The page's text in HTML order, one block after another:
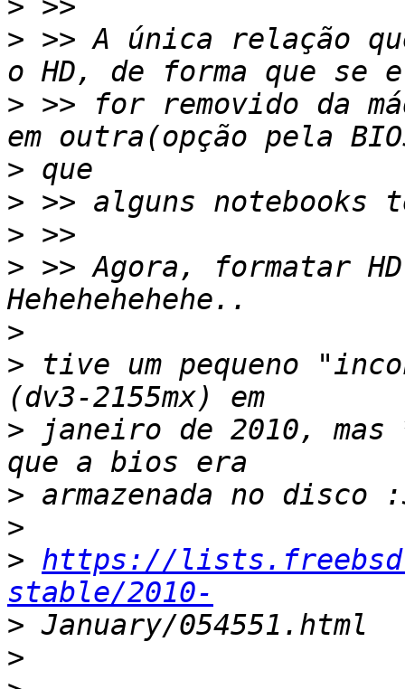
>
> >> A única relação
> >> for removido da
>
>
>
> >> Agora, formatar
>
> tive um pequeno
> janeiro de 2010, mas
>
>
> https://
stable/2010-
>
>